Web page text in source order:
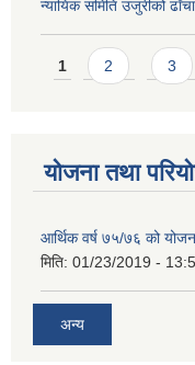
न्यायिक समिति उजुरीको ढाँचा
Pages
1 2 3
योजना तथा
आर्थिक वर्ष ७५/७६ को
मिति: 01/23/2019 -
अन्य